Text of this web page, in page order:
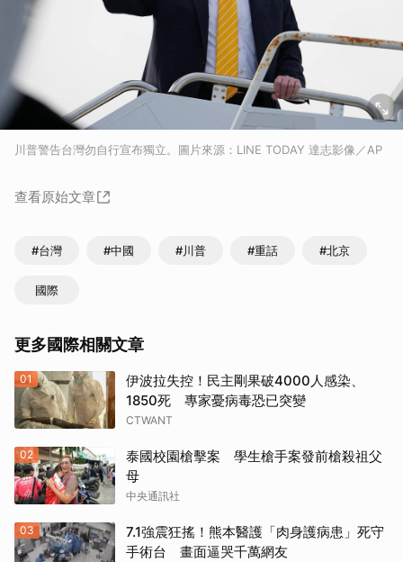
川普警告台灣勿自行宣布獨立。圖片來源：LINE TODAY 達志影像／AP
查看原始文章
#台灣 #中國 #川普 #重話 #北京
國際
更多國際相關文章
01
伊波拉失控！民主剛果破4000人感染、
1850死 專家憂病毒恐已突變
CTWANT
02
泰國校園槍擊案 學生槍手案發前槍殺祖父
母
中央通訊社
03
7.1強震狂搖！熊本醫護「肉身護病患」死守
手術台 畫面逼哭千萬網友